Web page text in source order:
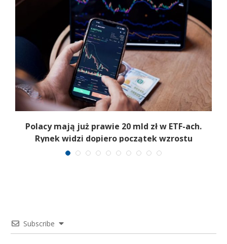
Polacy mają już prawie 20 mld zł w ETF-ach.
Rynek widzi dopiero początek wzrostu
Subscribe